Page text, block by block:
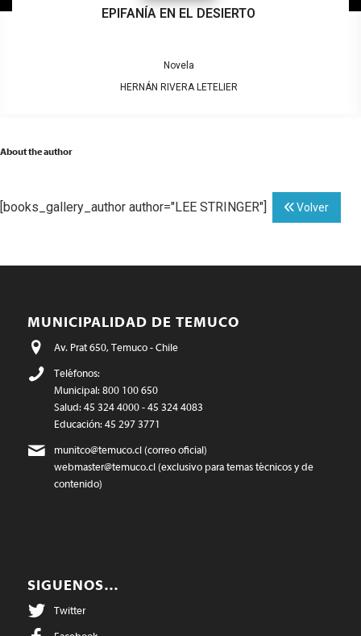
EPIFANÍA EN EL DESIERTO
Novela
HERNÁN RIVERA LETELIER
About the author
[books_gallery_author author="LEE STRINGER"] Volver
MUNICIPALIDAD DE TEMUCO
Av. Prat 650, Temuco - Chile
Teléfonos:
Municipal: 800 100 650
Salud: 45 324 4000 - 45 324 4083
Educación: 45 297 3771
munitco@temuco.cl(correo oficial)
webmaster@temuco.cl(exclusivo para temas técnicos y de
contenido)
SIGUENOS…
Twitter